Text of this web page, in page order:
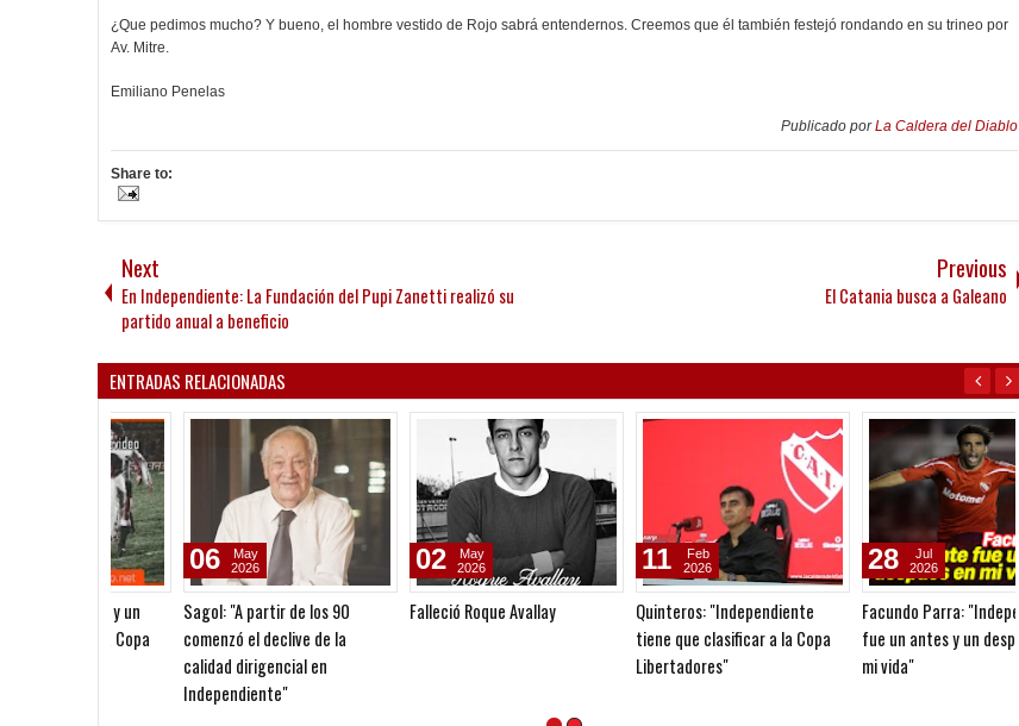
¿Que pedimos mucho? Y bueno, el hombre vestido de Rojo sabrá entendernos. Creemos que él también festejó rondando en su trineo por
Av. Mitre.
Emiliano Penelas
Publicado porLa Caldera del Diablo
Share to:
Next
En Independiente: La Fundación del Pupi Zanetti realizó su
partido anual a beneficio
Previous
El Catania busca a Galeano
ENTRADAS RELACIONADAS
Sagol: "A partir de los 90
comenzó el declive de la
calidad dirigencial en
Independiente"
06
May
2026
Falleció Roque Avallay
02
May
2026
Quinteros: "Independiente
tiene que clasificar a la Copa
Libertadores"
11
2026
Facundo Parra: "Independiente
fue un antes y un después en
28
2026